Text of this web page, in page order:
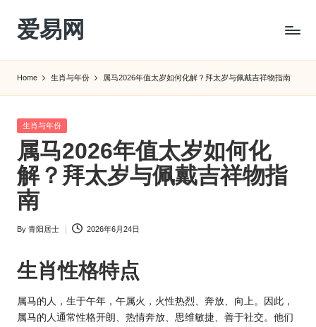
Skip
content
爱易网
转
农
历
阴
历
查
_2ebc.com
Home 生肖与年份 属马2026年值太岁如何化解？拜太岁与佩戴吉祥物指南
Posted
生肖与年份
属马2026年值太岁如何化
解？拜太岁与佩戴吉祥物指
南
Posted
By 青阳居士 2026年6月24日
生肖性格特点
属马的人，生于午年，午属火，火性热烈、奔放、向上。因此，
属马的人通常性格开朗、热情奔放、思维敏捷、善于社交。他们